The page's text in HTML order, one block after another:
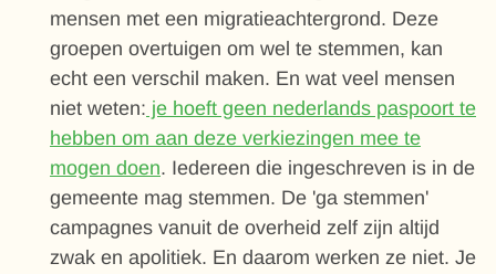
mensen met een migratieachtergrond. Deze
groepen overtuigen om wel te stemmen, kan
echt een verschil maken. En wat veel mensen
niet weten: je hoeft geen nederlands paspoort te
hebben om aan deze verkiezingen mee te
mogen doen. Iedereen die ingeschreven is in de
gemeente mag stemmen. De 'ga stemmen'
campagnes vanuit de overheid zelf zijn altijd
zwak en apolitiek. En daarom werken ze niet. Je